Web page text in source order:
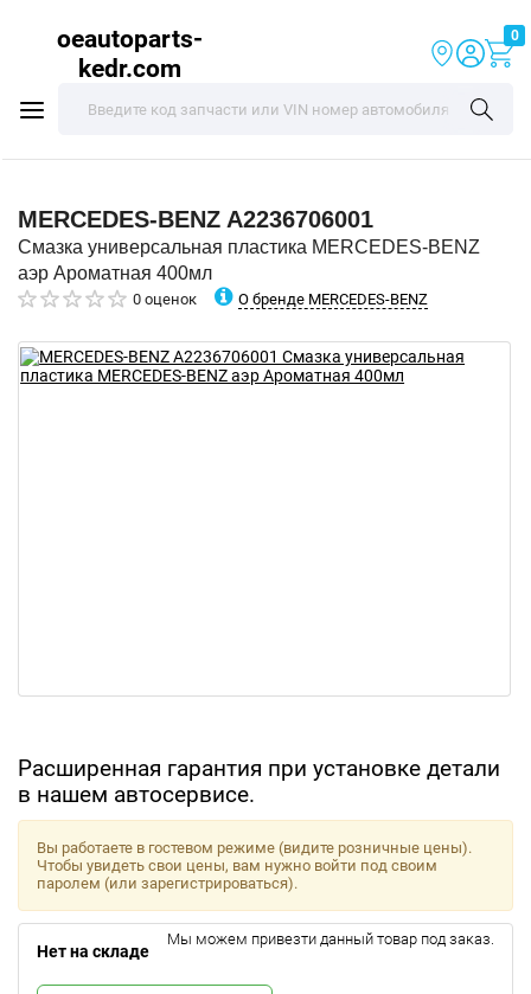
oeautoparts-
kedr.com
0
MERCEDES-BENZ A2236706001
Смазка универсальная пластика MERCEDES-BENZ
аэр Ароматная 400мл
0 оценок О бренде MERCEDES-BENZ
Расширенная гарантия при установке детали
в нашем автосервисе.
Вы работаете в гостевом режиме (видите розничные цены).
Чтобы увидеть свои цены, вам нужно войти под своим
паролем (или зарегистрироваться).
Нет на складе
Мы можем привезти данный товар под заказ.